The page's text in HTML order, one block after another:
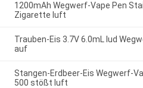
1200mAh Wegwerf-Vape Pen
Zigarette luft
Trauben-Eis 3.7V 6.0mL lud
auf
Stangen-Erdbeer-Eis Wegwerf-
500 stößt luft